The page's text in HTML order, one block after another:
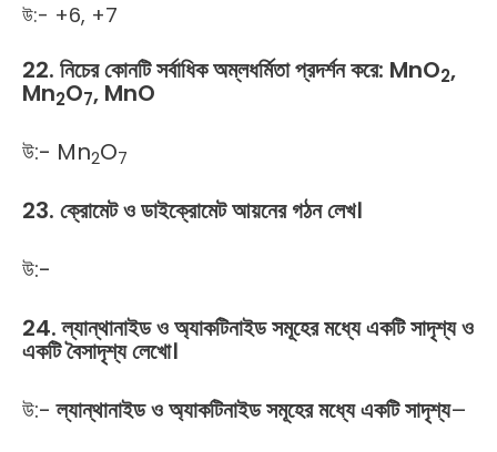
উ:- +6, +7
22. নিচের কোনটি সর্বাধিক অম্লধর্মিতা প্রদর্শন করে: MnO2,
Mn2O7, MnO
উ:- Mn2O7
23. ক্রোমেট ও ডাইক্রোমেট আয়নের গঠন লেখ।
উ:-
24. ল্যান্থানাইড ও অ্যাকটিনাইড সমূহের মধ্যে একটি সাদৃশ্য ও
একটি বৈসাদৃশ্য লেখো।
উ:-ল্যান্থানাইড ও অ্যাকটিনাইড সমূহের মধ্যে একটি সাদৃশ্য–